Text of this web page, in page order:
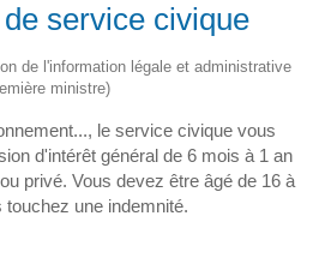
service civique
de l'information légale et administrative
ministre)
le service civique vous
d'intérêt général de 6 mois à 1 an
privé. Vous devez être âgé de 16 à
touchez une indemnité.